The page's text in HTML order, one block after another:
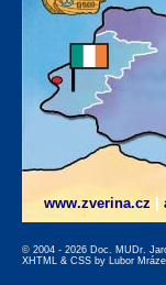
www.zverina.cz
© 2004 - 2026 Doc. MUDr.
XHTML & CSS by Lubor